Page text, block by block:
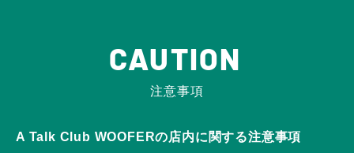
CAUTION
注意事項
A Talk Club WOOFERの店内に関する注意事項